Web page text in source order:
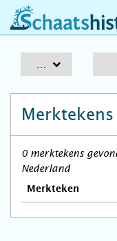
Merktekens
0 merktekens
Nederland
Merkteken